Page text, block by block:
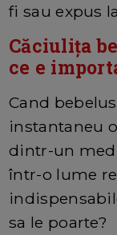
fi sau expus
Căciulița
ce e
Cand
instantaneu
dintr-un
într-o lume
sa le poarte?